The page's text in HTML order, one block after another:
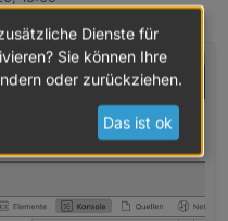
Dienste für
Sie können Ihre
oder zurückziehen.
Das ist ok